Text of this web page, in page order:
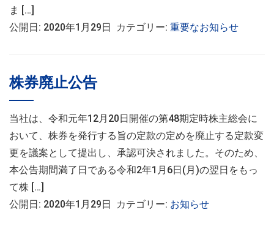
ま […]
公開日: 2020年1月29日 カテゴリー: 重要なお知らせ
株券廃止公告
当社は、令和元年12月20日開催の第48期定時株主総会に
おいて、株券を発行する旨の定款の定めを廃止する定款変
更を議案として提出し、承認可決されました。そのため、
本公告期間満了日である令和2年1月6日(月)の翌日をもっ
て株 […]
公開日: 2020年1月29日 カテゴリー: お知らせ